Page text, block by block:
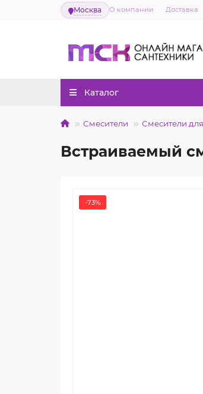
Москва О компании Доставка
Каталог
Смесители Смесители
Встраиваемый
-73%